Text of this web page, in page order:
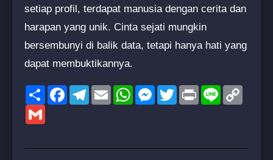
setiap profil, terdapat manusia dengan cerita dan
harapan yang unik. Cinta sejati mungkin
bersembunyi di balik data, tetapi hanya hati yang
dapat membuktikannya.
ShareFacebookTelegram
EmailWhatsAppMessenger
TwitterPrint Line